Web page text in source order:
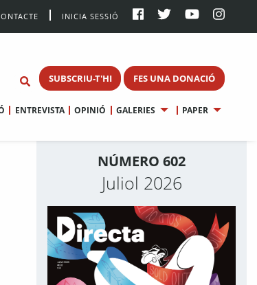
INICIA SESSIÓ
SUBSCRIU-T'HI FES UNA DONACIÓ
ENTREVISTA OPINIÓ GALERIES PAPER
NÚMERO 602
Juliol 2026